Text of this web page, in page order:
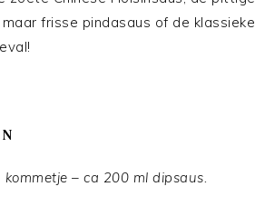
frisse pindasaus of de klassieke
– ca 200 ml dipsaus.